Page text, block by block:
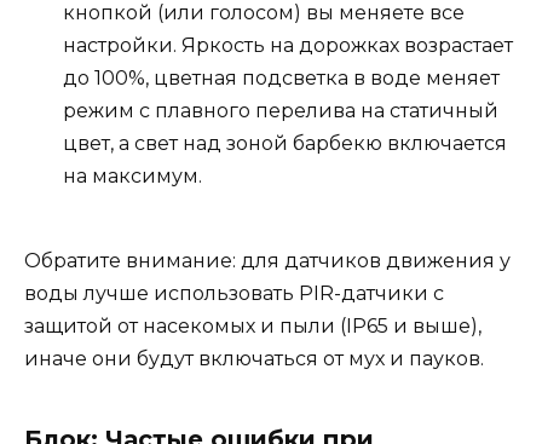
кнопкой (или голосом) вы меняете все
настройки. Яркость на дорожках возрастает
до 100%, цветная подсветка в воде меняет
режим с плавного перелива на статичный
цвет, а свет над зоной барбекю включается
на максимум.
Обратите внимание: для датчиков движения у
воды лучше использовать PIR-датчики с
защитой от насекомых и пыли (IP65 и выше),
иначе они будут включаться от мух и пауков.